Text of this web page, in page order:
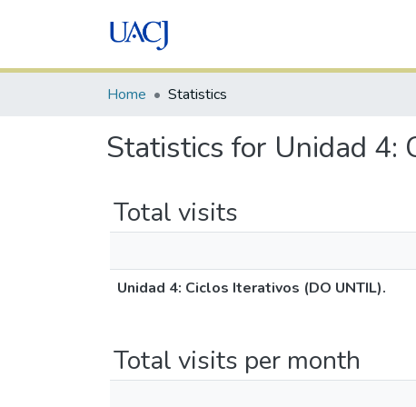
Home Statistics
Statistics for Unidad 4:
Total visits
Unidad 4: Ciclos Iterativos (DO UNTIL).
Total visits per month